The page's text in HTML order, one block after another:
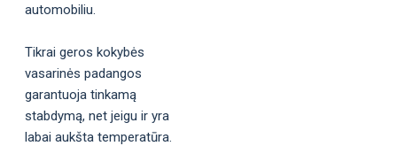
automobiliu.
Tikrai geros kokybės
vasarinės padangos
garantuoja tinkamą
stabdymą, net jeigu ir yra
labai aukšta temperatūra.